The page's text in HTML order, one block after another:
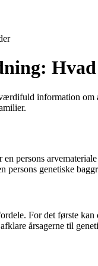
information
persons
persons genetiske
For det første
årsagerne til